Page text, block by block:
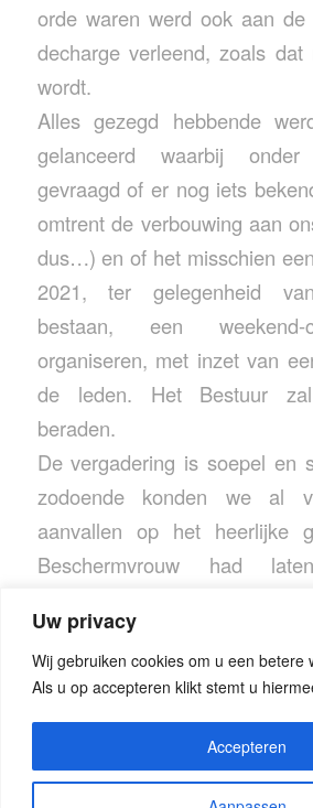
Uw privacy
Wij gebruiken cookies om u een betere
Als u op accepteren klikt stemt u
Accepteren
orde waren werd ook aan de
decharge verleend, zoals dat
wordt.
Alles gezegd hebbende
gelanceerd waarbij
gevraagd of er nog iets
omtrent de verbouwing aan
dus…) en of het misschien
2021, ter gelegenheid
bestaan, een weekend-
organiseren, met inzet van
de leden. Het Bestuur
beraden.
De vergadering is soepel en
zodoende konden we al
aanvallen op het heerlijke
Beschermvrouw had
ze er was!